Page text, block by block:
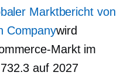
Marktbericht von
Companywird
Markt im
auf 2027